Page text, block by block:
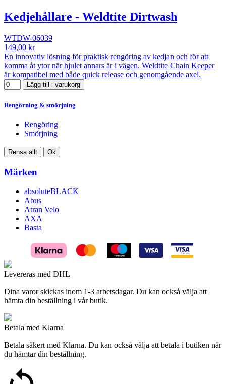
Kedjehållare - Weldtite Dirtwash
WTDW-06039
149,00 kr
En innovativ lösning för praktisk rengöring av kedjan och för att
komma åt ytor när hjulet annars är i vägen. Weldtite Chain Keeper
är kompatibel med både quick release och genomgående axel.
Lägg till i varukorg
Rengörning & smörjning
Rengöring
Smörjning
Rensa allt Ok
Märken
absoluteBLACK
Abus
Atran Velo
AXA
Basta
Levereras med DHL
Dina varor skickas inom 1-3 arbetsdagar. Du kan också välja att
hämta din beställning i vår butik.
Betala med Klarna
Betala säkert med Klarna. Du kan också välja att betala i butiken när
du hämtar din beställning.